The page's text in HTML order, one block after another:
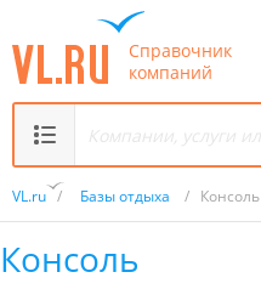
Справочник
компаний
VL.ru / Базы отдыха / Консоль
Консоль